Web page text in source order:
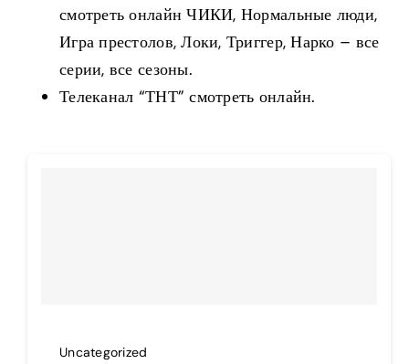
смотреть онлайн ЧИКИ, Нормальные люди,
Игра престолов, Локи, Триггер, Нарко – все
серии, все сезоны.
Телеканал “ТНТ” смотреть онлайн.
Uncategorized